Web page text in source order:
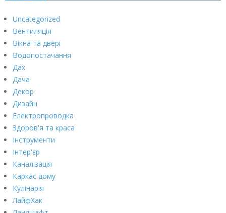
Uncategorized
Вентиляція
Вікна та двері
Водопостачання
Дах
Дача
Декор
Дизайн
Електропроводка
Здоров'я та краса
Інструменти
Інтер'єр
Каналізація
Каркас дому
Кулінарія
ЛайфХак